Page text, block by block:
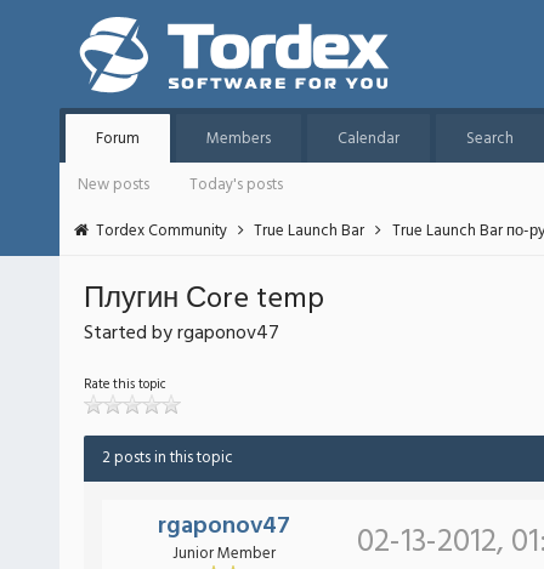
Forum Members Calendar
Search
New posts
Today's posts
Tordex Community
True Launch Bar True Launch Bar по-
Плугин Сore temp
Started by rgaponov47
Rate this topic
2 posts in this topic
rgaponov47
Junior Member 02-13-2012,